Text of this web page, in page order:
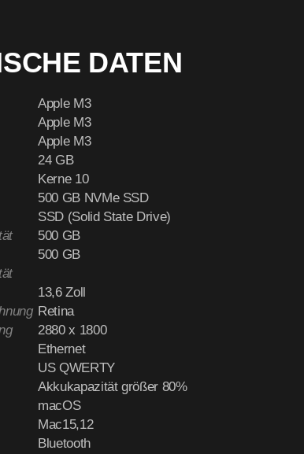
DATEN
Apple M3
Apple M3
Apple M3
24 GB
Kerne 10
500 GB NVMe SSD
SSD (Solid State Drive)
500 GB
500 GB
13,6 Zoll
Retina
2880 x 1800
Ethernet
US QWERTY
Akkukapazität größer 80%
macOS
Mac15,12
Bluetooth